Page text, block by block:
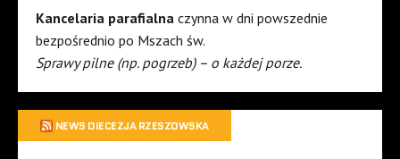
Kancelaria parafialna czynna w dni powszednie
bezpośrednio po Mszach św.
Sprawy pilne (np. pogrzeb) – o każdej porze.
NEWS DIECEZJA RZESZOWSKA